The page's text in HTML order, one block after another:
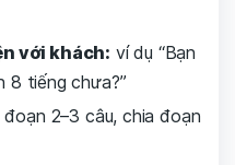
với khách: ví dụ “Bạn
8 tiếng chưa?”
đoạn 2–3 câu, chia đoạn